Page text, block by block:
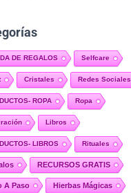
DE REGALOS Selfcare
Cristales Redes Sociales
ROPA Ropa
Libros
LIBROS Rituales
RECURSOS GRATIS
A Paso Hierbas Mágicas